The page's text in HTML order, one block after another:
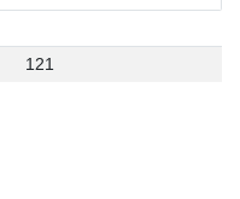
121